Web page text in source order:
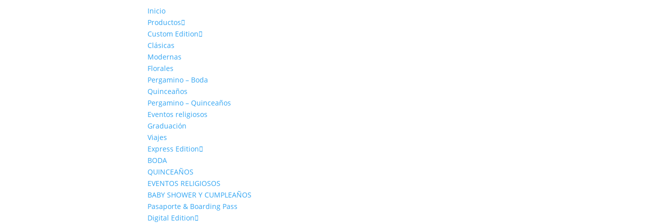
Inicio
Productos
Custom Edition
Clásicas
Modernas
Florales
Pergamino – Boda
Quinceaños
Pergamino – Quinceaños
Eventos religiosos
Graduación
Viajes
Express Edition
BODA
QUINCEAÑOS
EVENTOS RELIGIOSOS
BABY SHOWER Y CUMPLEAÑOS
Pasaporte & Boarding Pass
Digital Edition